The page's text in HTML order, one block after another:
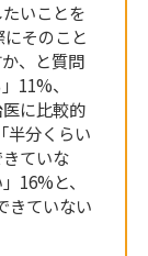
いことを
そのこと
、と質問
11%、
医に比較的
半分くらい
ていな
16%と、
きていない